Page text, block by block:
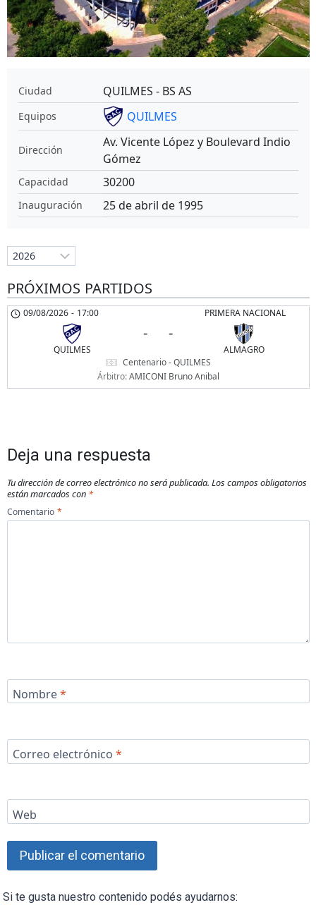
Ciudad QUILMES - BS AS
Equipos QUILMES
Dirección
Av. Vicente López y Boulevard Indio
Gómez
Capacidad 30200
Inauguración 25 de abril de 1995
PRÓXIMOS PARTIDOS
PRIMERA NACIONAL
09/08/2026 - 17:00
QUILMES
- -
ALMAGRO
Centenario - QUILMES
Árbitro:AMICONI Bruno Anibal
Deja una respuesta
Tu dirección de correo electrónico no será publicada. Los campos obligatorios
están marcados con *
Comentario *
Nombre*
Correo electrónico *
Web
Si te gusta nuestro contenido podés ayudarnos: